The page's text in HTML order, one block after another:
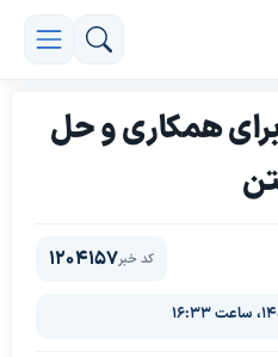
همکاری و حل
کد خبر1204157